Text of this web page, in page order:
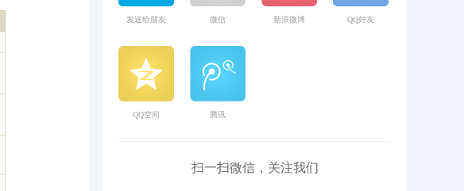
发送给朋友 微信 新浪微博 QQ好友
QQ空间 腾讯
扫一扫微信，关注我们